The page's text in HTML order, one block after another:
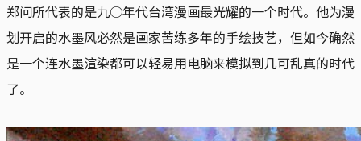
郑问所代表的是九○年代台湾漫画最光耀的一个时代。他为漫
划开启的水墨风必然是画家苦练多年的手绘技艺，但如今确然
是一个连水墨渲染都可以轻易用电脑来模拟到几可乱真的时代
了。